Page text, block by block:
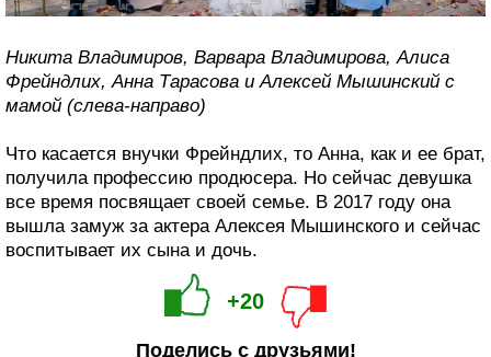
Никита Владимиров, Варвара Владимирова, Алиса
Фрейндлих, Анна Тарасова и Алексей Мышинский с
мамой (слева-направо)
Что касается внучки Фрейндлих, то Анна, как и ее брат,
получила профессию продюсера. Но сейчас девушка
все время посвящает своей семье. В 2017 году она
вышла замуж за актера Алексея Мышинского и сейчас
воспитывает их сына и дочь.
+20
Поделись с друзьями!